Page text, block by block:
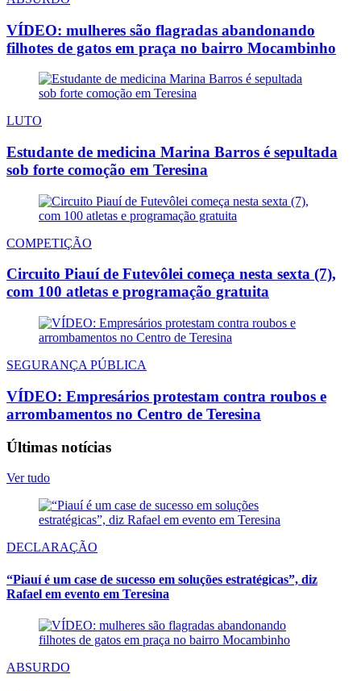
VÍDEO: mulheres são flagradas abandonando
filhotes de gatos em praça no bairro Mocambinho
LUTO
Estudante de medicina Marina Barros é sepultada
sob forte comoção em Teresina
COMPETIÇÃO
Circuito Piauí de Futevôlei começa nesta sexta (7),
com 100 atletas e programação gratuita
SEGURANÇA PÚBLICA
VÍDEO: Empresários protestam contra roubos e
arrombamentos no Centro de Teresina
Últimas notícias
Ver tudo
DECLARAÇÃO
“Piauí é um case de sucesso em soluções estratégicas”, diz
Rafael em evento em Teresina
ABSURDO